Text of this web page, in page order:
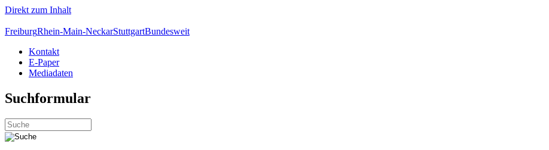
Direkt zum Inhalt
FreiburgRhein-Main-NeckarStuttgartBundesweit
Kontakt
E-Paper
Mediadaten
Suchformular